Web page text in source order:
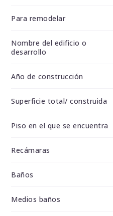
Para remodelar
Nombre del edificio o
desarrollo
Año de construcción
Superficie total/ construida
Piso en el que se encuentra
Recámaras
Baños
Medios baños